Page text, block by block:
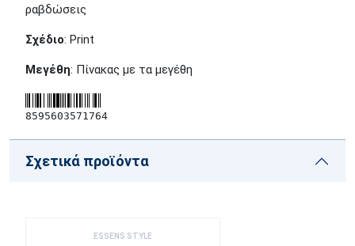
ραβδώσεις
Σχέδιο: Print
Μεγέθη: Πίνακας με τα μεγέθη
8595603571764
Σχετικά προϊόντα
ESSENS STYLE